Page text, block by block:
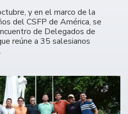
y en el marco de la
del CSFP de América, se
de Delegados de
reúne a 35 salesianos